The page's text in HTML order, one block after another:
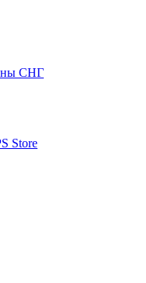
СНГ
Store
Valorant
Steam